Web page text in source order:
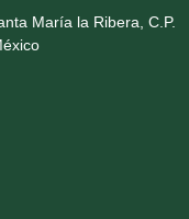
María la Ribera, C.P.